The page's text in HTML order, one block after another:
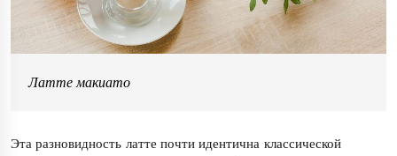
Латте макиато
Эта разновидность латте почти идентична классической